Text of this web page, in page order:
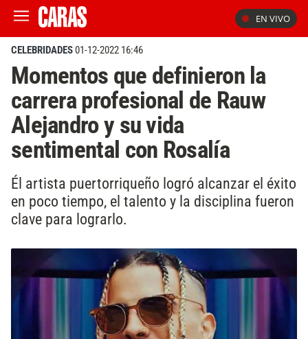
EN VIVO
CELEBRIDADES01-12-2022 16:46
Momentos que definieron la
carrera profesional de Rauw
Alejandro y su vida
sentimental con Rosalía
Él artista puertorriqueño logró alcanzar el éxito
en poco tiempo, el talento y la disciplina fueron
clave para lograrlo.